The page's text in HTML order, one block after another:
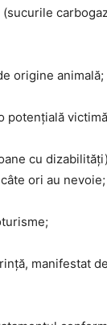
origine animală;
potențială
cu
ori au nevoie;
manifestat